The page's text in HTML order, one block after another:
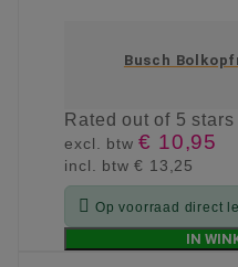
Busch
Ratedout of 5 stars
excl. btw€ 10,95
incl. btw€ 13,25
 Op voorraad direct
IN